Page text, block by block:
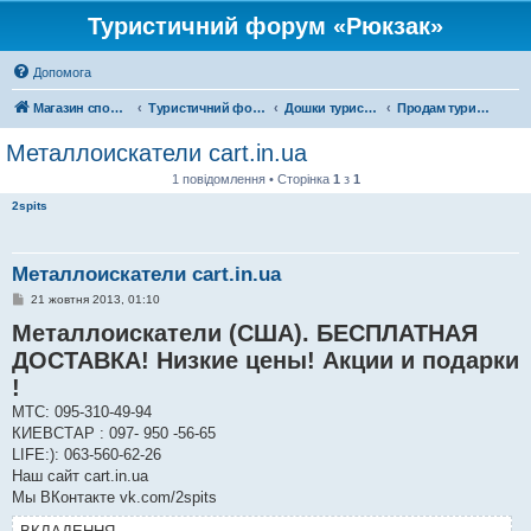
Туристичний форум «Рюкзак»
Допомога
Магазин спорядження Туристичний форум «Рюкзак» Дошки туристичних оголошень Продам туристичне спорядження
Металлоискатели cart.in.ua
1 повідомлення • Сторінка 1 з 1
2spits
Металлоискатели cart.in.ua
П
в
і
д
о
н
н
я
21 жовтня 2013, 01:10
Металлоискатели (США). БЕСПЛАТНАЯ
ДОСТАВКА! Низкие цены! Акции и подарки
!
МТС: 095-310-49-94
КИЕВСТАР : 097- 950 -56-65
LIFE:): 063-560-62-26
Наш сайт cart.in.ua
Мы ВКонтакте vk.com/2spits